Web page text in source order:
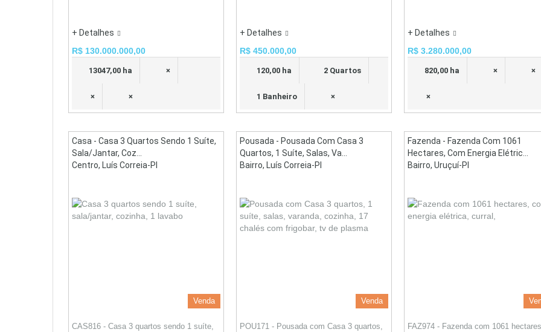
+ Detalhes
R$ 130.000.000,00
13047,00 ha ×
× ×
+ Detalhes
R$ 450.000,00
120,00 ha 2 Quartos
1 Banheiro ×
+ Detalhes
R$ 3.280.000,00
820,00 ha × ×
×
Casa - Casa 3 Quartos Sendo 1 Suíte,
Sala/jantar, Coz...
Centro, Luís Correia-PI
Venda
CAS816 - Casa 3 quartos sendo 1 suíte,
Pousada - Pousada Com Casa 3
Quartos, 1 Suíte, Salas, Va...
Bairro, Luís Correia-PI
Venda
POU171 - Pousada com Casa 3 quartos,
Fazenda - Fazenda Com 1061
Hectares, Com Energia Elétric...
Bairro, Uruçuí-PI
FAZ974 - Fazenda com 1061